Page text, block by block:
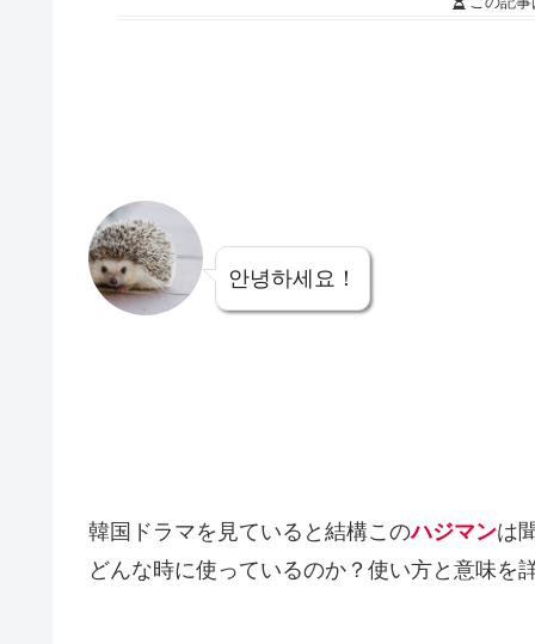
안녕하세요！
韓国ドラマを見ていると結構このハジマンは
どんな時に使っているのか？使い方と意味を